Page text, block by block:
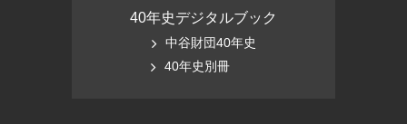
40年史デジタルブック
中谷財団40年史
40年史別冊